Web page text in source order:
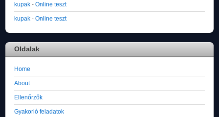
kupak -Online teszt
kupak -Online teszt
Oldalak
Home
About
Ellenőrzők
Gyakorló feladatok